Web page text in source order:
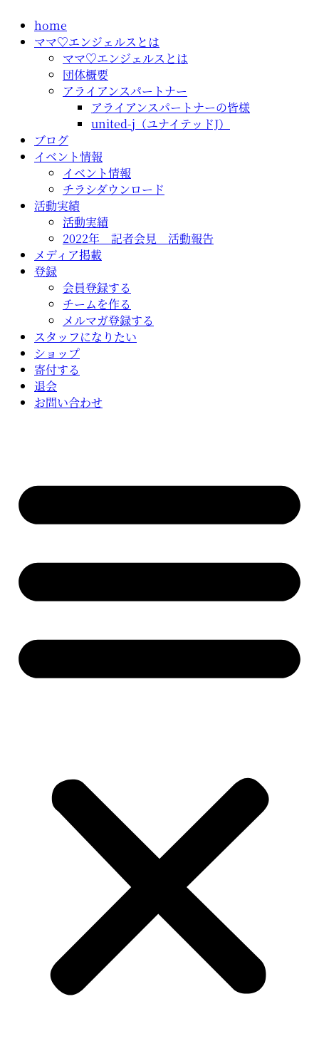
home
ママ♡エンジェルスとは
ママ♡エンジェルスとは
団体概要
アライアンスパートナー
アライアンスパートナーの皆様
united-j（ユナイテッドJ）
ブログ
イベント情報
イベント情報
チラシダウンロード
活動実績
活動実績
2022年 記者会見 活動報告
メディア掲載
登録
会員登録する
チームを作る
メルマガ登録する
スタッフになりたい
ショップ
寄付する
退会
お問い合わせ